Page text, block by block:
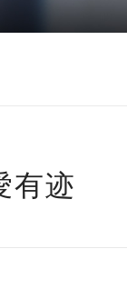
有迹